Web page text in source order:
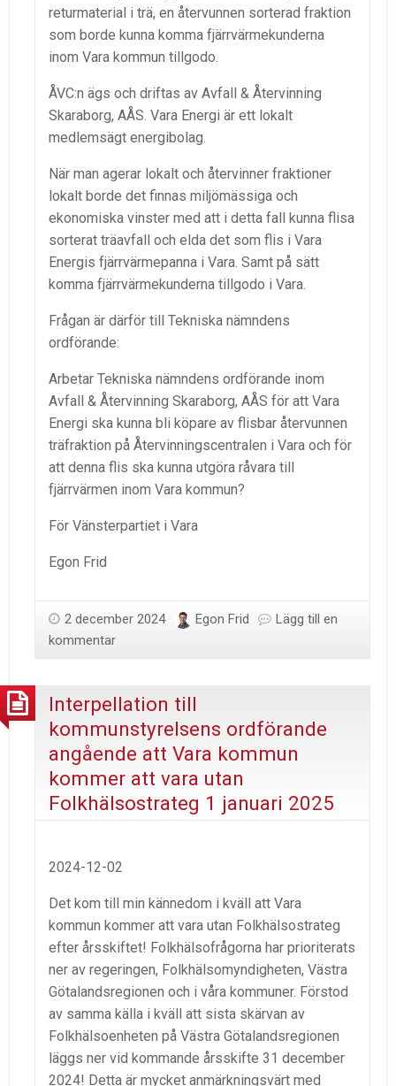
returmaterial i trä, en återvunnen sorterad fraktion
som borde kunna komma fjärrvärmekunderna
inom Vara kommun tillgodo.
ÅVC:n ägs och driftas av Avfall & Återvinning
Skaraborg, AÅS. Vara Energi är ett lokalt
medlemsägt energibolag.
När man agerar lokalt och återvinner fraktioner
lokalt borde det finnas miljömässiga och
ekonomiska vinster med att i detta fall kunna flisa
sorterat träavfall och elda det som flis i Vara
Energis fjärrvärmepanna i Vara. Samt på sätt
komma fjärrvärmekunderna tillgodo i Vara.
Frågan är därför till Tekniska nämndens
ordförande:
Arbetar Tekniska nämndens ordförande inom
Avfall & Återvinning Skaraborg, AÅS för att Vara
Energi ska kunna bli köpare av flisbar återvunnen
träfraktion på Återvinningscentralen i Vara och för
att denna flis ska kunna utgöra råvara till
fjärrvärmen inom Vara kommun?
För Vänsterpartiet i Vara
Egon Frid
2 december 2024 Egon Frid
Lägg till en
kommentar
Interpellation till
kommunstyrelsens ordförande
angående att Vara kommun
kommer att vara utan
Folkhälsostrateg 1 januari 2025
2024-12-02
Det kom till min kännedom i kväll att Vara
kommun kommer att vara utan Folkhälsostrateg
efter årsskiftet! Folkhälsofrågorna har prioriterats
ner av regeringen, Folkhälsomyndigheten, Västra
Götalandsregionen och i våra kommuner. Förstod
av samma källa i kväll att sista skärvan av
Folkhälsoenheten på Västra Götalandsregionen
läggs ner vid kommande årsskifte 31 december
2024! Detta är mycket anmärkningsvärt med